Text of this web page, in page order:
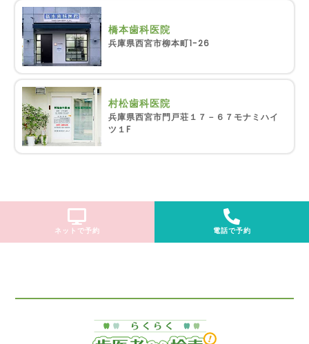
橋本歯科医院
兵庫県西宮市柳本町1-26
村松歯科医院
兵庫県西宮市門戸荘１７－６７モナミハイ
ツ１F
ネットで予約 電話で予約